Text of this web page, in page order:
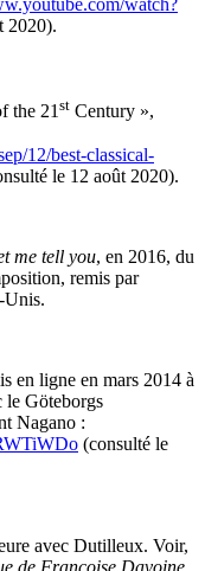
watch?
2020).
the 21st Century »,
12/best-classical-
le 12 août 2020).
me tell you, en 2016, du
remis par
Unis.
en ligne en mars 2014 à
le Göteborgs
Nagano :
(consulté le
avec Dutilleux. Voir,
de Françoise Davoine